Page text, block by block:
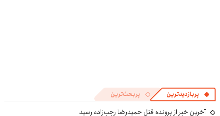
پربازدیدترین پربحث‌ترین
آخرین خبر از پرونده قتل حمیدرضا رجب‌زاده رسید